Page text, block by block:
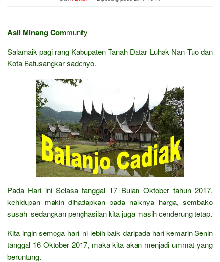
Asli Minang Community
Salamaik pagi rang Kabupaten Tanah Datar Luhak Nan Tuo dan
Kota Batusangkar sadonyo.
Pada Hari ini Selasa tanggal 17 Bulan Oktober tahun 2017,
kehidupan makin dihadapkan pada naiknya harga, sembako
susah, sedangkan penghasilan kita juga masih cenderung tetap.
Kita ingin semoga hari ini lebih baik daripada hari kemarin Senin
tanggal 16 Oktober 2017, maka kita akan menjadi ummat yang
beruntung.